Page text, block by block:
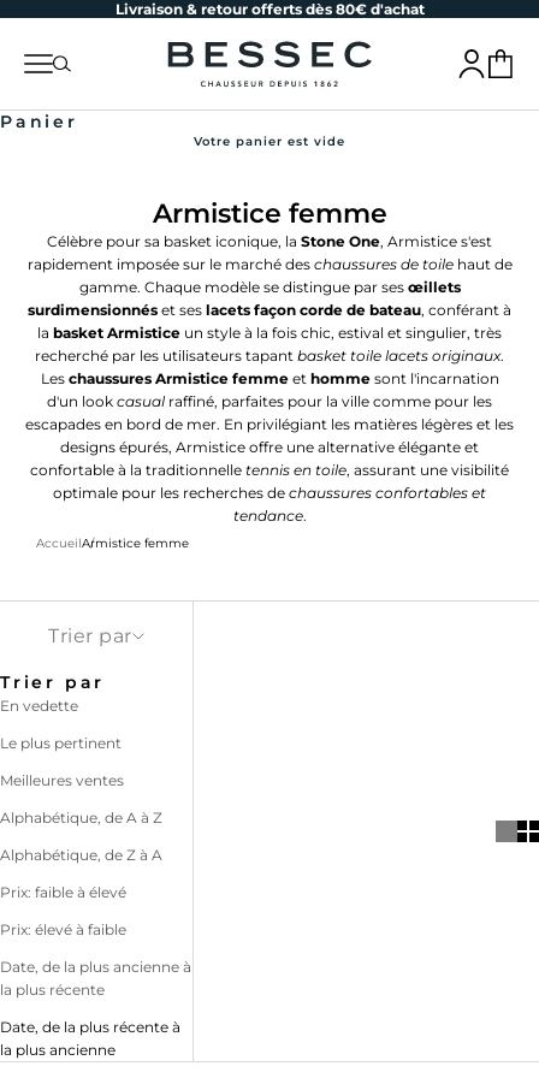
Passer au contenuLivraison & retour offerts dès 80€ d'achat
bessec-chaussures
MenuRecherche Connexion
Panier
Panier
Votre panier est vide
Armistice femme
Célèbre pour sa basket iconique, la Stone One, Armistice s'est
rapidement imposée sur le marché des chaussures de toilehaut de
gamme. Chaque modèle se distingue par ses œillets
surdimensionnés et ses lacets façon corde de bateau, conférant à
la basket Armistice un style à la fois chic, estival et singulier, très
recherché par les utilisateurs tapant basket toile lacets originaux.
Les chaussures Armistice femmeet hommesont l'incarnation
d'un look casual raffiné, parfaites pour la ville comme pour les
escapades en bord de mer. En privilégiant les matières légères et les
designs épurés, Armistice offre une alternative élégante et
confortable à la traditionnelle tennis en toile, assurant une visibilité
optimale pour les recherches de chaussures confortables et
tendance.
AccueilArmistice femme
Trier par
Trier par
En vedette
Le plus pertinent
Meilleures ventes
Alphabétique, de A à Z
Alphabétique, de Z à A
Prix: faible à élevé
Prix: élevé à faible
Date, de la plus ancienne à
la plus récente
Date, de la plus récente à
la plus ancienne